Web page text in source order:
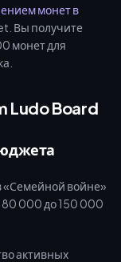
монет в
Вы получите
монет для
Ludo Board
«Семейной войне»
80 000 до 150 000
активных